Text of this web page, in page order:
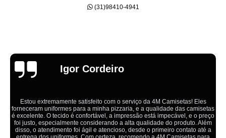
(31)98410-4941
Emília
Ótimo atendimento,todos muito educados, prestativos e que colocam o
cliente em primeiro lugar. Qualquer lugar tem problemas,isso é fato, mas
aqui na 4M tudo é resolvido com calma e de forma que todos saem
ganhando no final.